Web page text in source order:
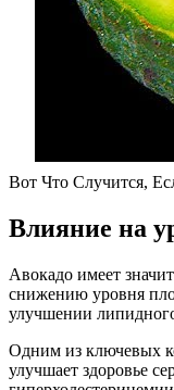
Вот Что Случится,
Влияние на
Авокадо имеет
снижению уровня
улучшении
Одним из ключевых
улучшает здоровье